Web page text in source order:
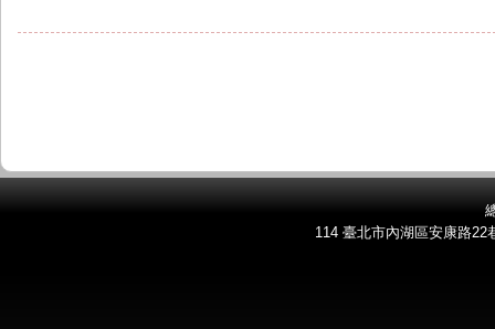
114 臺北市內湖區安康路22